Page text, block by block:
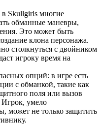
в Skullgirls многие
обманные маневры,
Это может быть
клона персонажа.
столкнуться с двойником
игроку время на
опций: в игре есть
с обманкой, такие как
поля или вызов
Игрок, умело
может не только защитить